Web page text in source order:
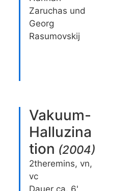
Zaruchas und
Georg
Rasumovskij
Vakuum-
Halluzina
tion (2004)
2theremins, vn,
vc